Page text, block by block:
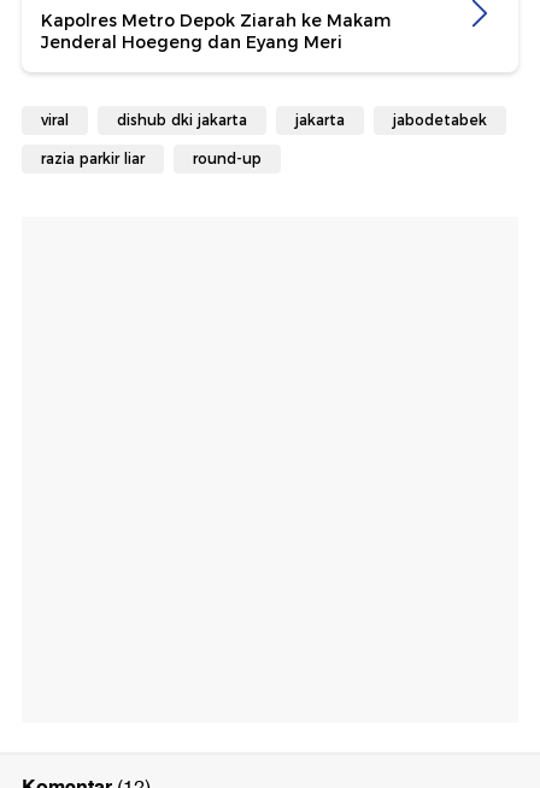
Kapolres Metro Depok Ziarah ke Makam
Jenderal Hoegeng dan Eyang Meri
viral dishub dki jakarta jakarta jabodetabek
razia parkir liar round-up